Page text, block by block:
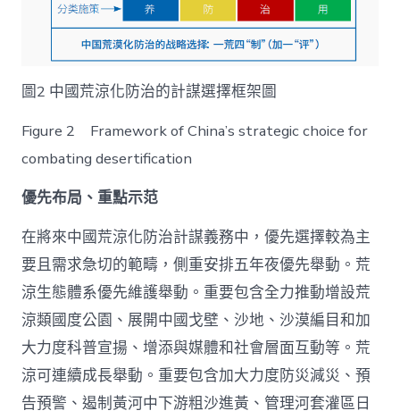
圖2 中國荒涼化防治的計謀選擇框架圖
Figure 2 Framework of China’s strategic choice for
combating desertification
優先布局、重點示范
在將來中國荒涼化防治計謀義務中，優先選擇較為主
要且需求急切的範疇，側重安排五年夜優先舉動。荒
涼生態體系優先維護舉動。重要包含全力推動增設荒
涼類國度公園、展開中國戈壁、沙地、沙漠編目和加
大力度科普宣揚、增添與媒體和社會層面互動等。荒
涼可連續成長舉動。重要包含加大力度防災減災、預
告預警、遏制黃河中下游粗沙進黃、管理河套灌區日